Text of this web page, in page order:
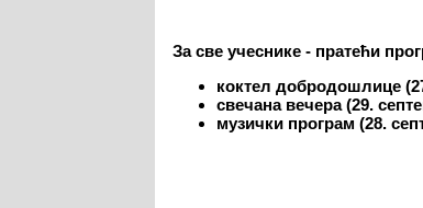
За све учеснике - пратећи
коктел добродошлице
свечана вечера (29.
музички програм (28.